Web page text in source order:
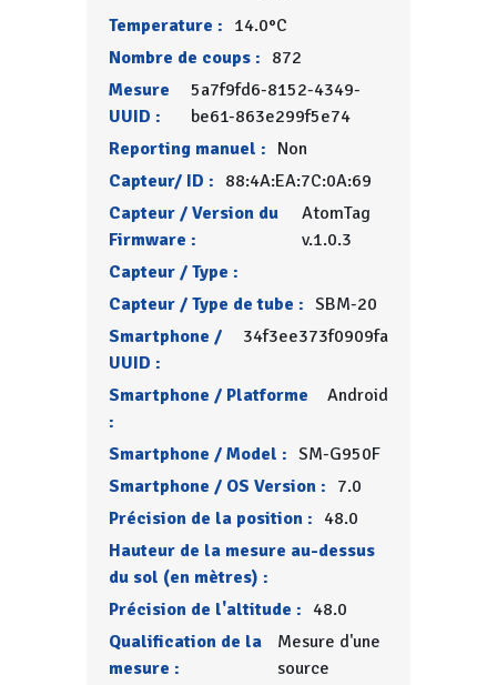
Temperature : 14.0°C
Nombre de coups : 872
Mesure
UUID :
5a7f9fd6-8152-4349-
be61-863e299f5e74
Reporting manuel : Non
Capteur/ ID : 88:4A:EA:7C:0A:69
Capteur / Version du
Firmware :
AtomTag
v.1.0.3
Capteur / Type :
Capteur / Type de tube : SBM-20
Smartphone /
UUID :
34f3ee373f0909fa
Smartphone / Platforme
:
Android
Smartphone / Model : SM-G950F
Smartphone / OS Version : 7.0
Précision de la position : 48.0
Hauteur de la mesure au-dessus
du sol (en mètres) :
Précision de l'altitude : 48.0
Qualification de la
mesure :
Mesure d'une
source